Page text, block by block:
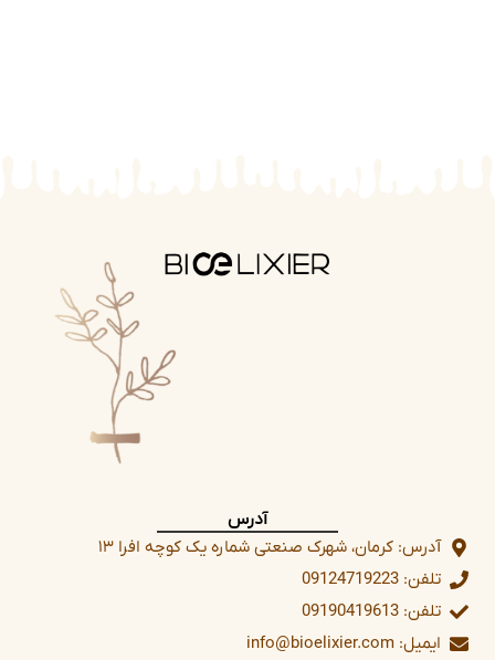
آدرس
آدرس: کرمان، شهرک صنعتی شماره یک کوچه افرا ۱۳
تلفن: 09124719223
تلفن: 09190419613
ایمیل: info@bioelixier.com